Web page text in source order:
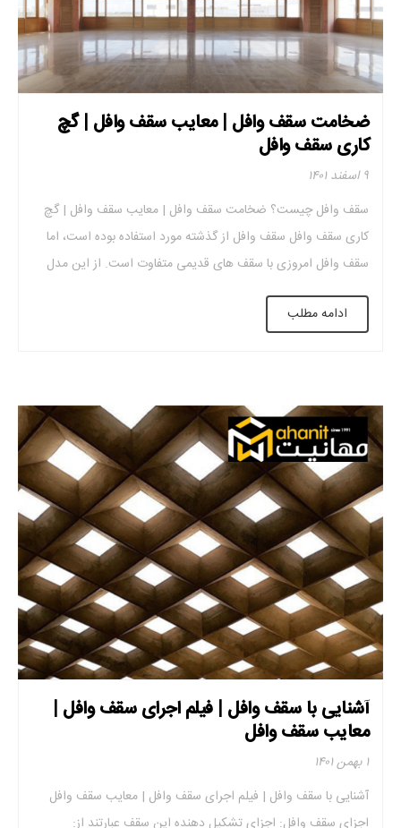
ضخامت سقف وافل | معایب سقف وافل | گچ
کاری سقف وافل
۹ اسفند ۱۴۰۱
سقف وافل چیست؟ ضخامت سقف وافل | معایب سقف وافل | گچ
کاری سقف وافل سقف وافل از گذشته مورد استفاده بوده است، اما
سقف وافل امروزی با سقف های قدیمی متفاوت است. از این مدل
سقف برای کاهش بار مرده سازه استفاده می شود و در سازه های با
دهانه بلند این نوع سقف […]
ادامه مطلب
آشنایی با سقف وافل | فیلم اجرای سقف وافل |
معایب سقف وافل
۱ بهمن ۱۴۰۱
آشنایی با سقف وافل | فیلم اجرای سقف وافل | معایب سقف وافل
اجزای سقف وافل: اجزای تشکیل دهنده این سقف عبارتند از: